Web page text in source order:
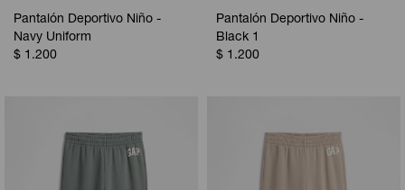
Pantalón Deportivo Niño -
Navy Uniform
$ 1.200
Pantalón Deportivo Niño -
Black 1
$ 1.200